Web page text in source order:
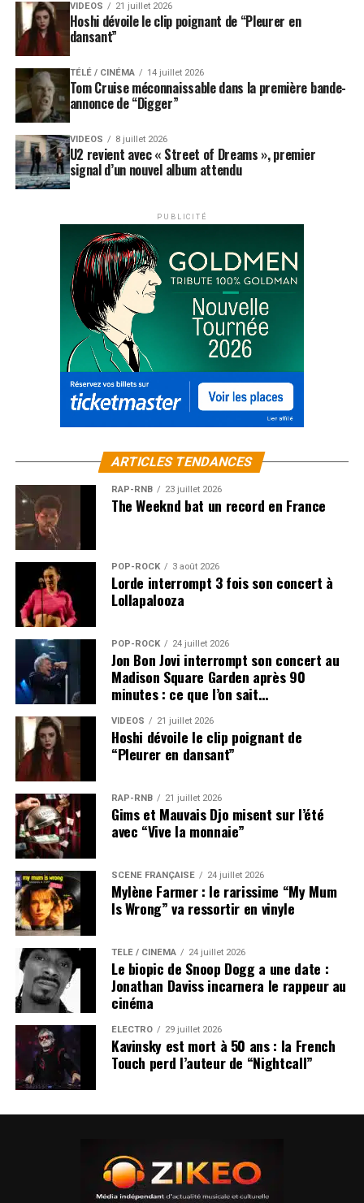
VIDEOS 21 juillet 2026
Hoshi dévoile le clip poignant de “Pleurer en
dansant”
TÉLÉ / CINÉMA 14 juillet 2026
Tom Cruise méconnaissable dans la première bande-
annonce de “Digger”
VIDEOS 8 juillet 2026
U2 revient avec « Street of Dreams », premier
signal d’un nouvel album attendu
PUBLICITÉ
ARTICLES TENDANCES
RAP-RNB 23 juillet 2026
The Weeknd bat un record en France
POP-ROCK 3 août 2026
Lorde interrompt 3 fois son concert à
Lollapalooza
POP-ROCK 24 juillet 2026
Jon Bon Jovi interrompt son concert au
Madison Square Garden après 90
minutes : ce que l’on sait…
VIDEOS 21 juillet 2026
Hoshi dévoile le clip poignant de
“Pleurer en dansant”
RAP-RNB 21 juillet 2026
Gims et Mauvais Djo misent sur l’été
avec “Vive la monnaie”
SCÈNE FRANÇAISE 24 juillet 2026
Mylène Farmer : le rarissime “My Mum
Is Wrong” va ressortir en vinyle
TÉLÉ / CINÉMA 24 juillet 2026
Le biopic de Snoop Dogg a une date :
Jonathan Daviss incarnera le rappeur au
cinéma
ÉLECTRO 29 juillet 2026
Kavinsky est mort à 50 ans : la French
Touch perd l’auteur de “Nightcall”